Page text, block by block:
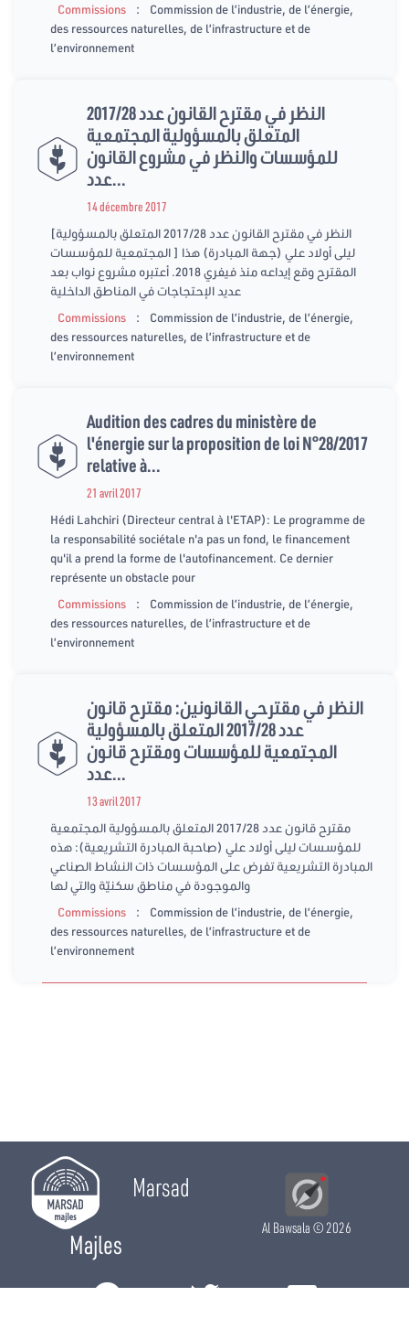
Commissions
:
Commission de l’industrie, de l’énergie,
des ressources naturelles, de l’infrastructure et de
l’environnement
النظر في مقترح القانون عدد 2017/28
المتعلق بالمسؤولية المجتمعية
للمؤسسات والنظر في مشروع القانون
عدد...
14 décembre 2017
[النظر في مقترح القانون عدد 2017/28 المتعلق بالمسؤولية
المجتمعية للمؤسسات ] ليلى أولاد علي (جهة المبادرة) هذا
المقترح وقع إيداعه منذ فيفري 2018. أعتبره مشروع نواب بعد
عديد الإحتجاجات في المناطق الداخلية
Commissions
:
Commission de l’industrie, de l’énergie,
des ressources naturelles, de l’infrastructure et de
l’environnement
Audition des cadres du ministère de
l'énergie sur la proposition de loi N°28/2017
relative à...
21 avril 2017
Hédi Lahchiri (Directeur central à l'ETAP): Le programme de
la responsabilité sociétale n'a pas un fond, le financement
qu'il a prend la forme de l'autofinancement. Ce dernier
représente un obstacle pour
Commissions
:
Commission de l’industrie, de l’énergie,
des ressources naturelles, de l’infrastructure et de
l’environnement
النظر في مقترحي القانونين: مقترح قانون
عدد 2017/28 المتعلق بالمسؤولية
المجتمعية للمؤسسات ومقترح قانون
عدد...
13 avril 2017
مقترح قانون عدد 2017/28 المتعلق بالمسؤولية المجتمعية
للمؤسسات ليلى أولاد علي (صاحبة المبادرة التشريعية): هذه
المبادرة التشريعية تفرض على المؤسسات ذات النشاط الصناعي
والموجودة في مناطق سكنيّة والتي لها
Commissions
:
Commission de l’industrie, de l’énergie,
des ressources naturelles, de l’infrastructure et de
l’environnement
Marsad
Majles
Al Bawsala© 2026